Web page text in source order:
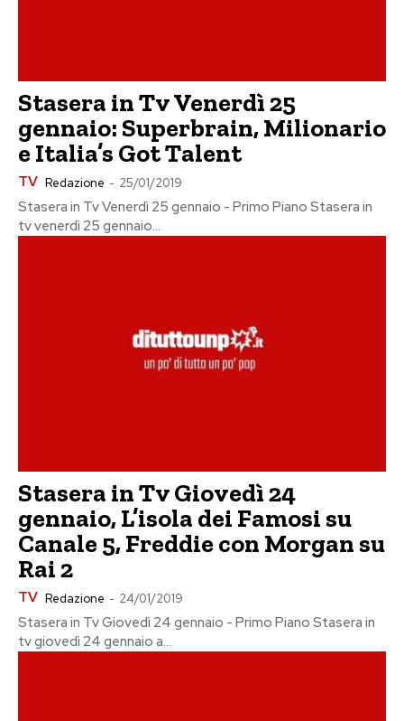
Stasera in Tv Venerdì 25
gennaio: Superbrain, Milionario
e Italia’s Got Talent
TV Redazione - 25/01/2019
Stasera in Tv Venerdì 25 gennaio - Primo Piano Stasera in
tv venerdì 25 gennaio...
Stasera in Tv Giovedì 24
gennaio, L’isola dei Famosi su
Canale 5, Freddie con Morgan su
Rai 2
TV Redazione - 24/01/2019
Stasera in Tv Giovedì 24 gennaio - Primo Piano Stasera in
tv giovedì 24 gennaio a...